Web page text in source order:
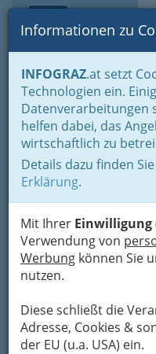
Informationen zu
INFOGRAZ.at setzt
Technologien ein.
Datenverarbeitungen
helfen dabei, das
wirtschaftlich zu
Details dazu finden
Erklärung.
Mit Ihrer Einwilligung
Verwendung von
Werbung können Sie
nutzen.
Diese schließt die
Adresse, Cookies &
der EU (u.a. USA) ein.
Home Branchen
Information und Consulting
Fachgruppe Unterneh-
Gewerbliche Buchhalter
ABXEO KG
Karl-Morre-Straße
+43 316 710 285 - 0
+43 316 710 285 - 15
Karte
Adresse mit Google